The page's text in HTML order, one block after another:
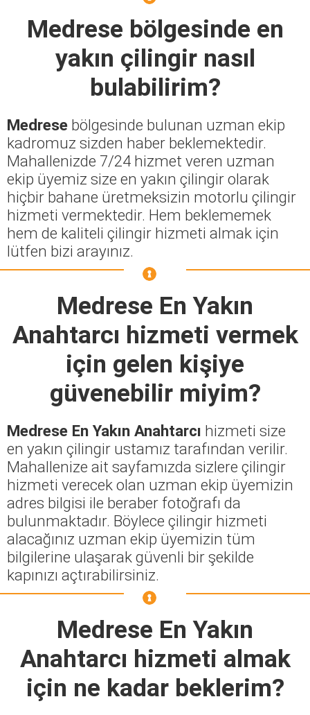
Medrese bölgesinde en
yakın çilingir nasıl
bulabilirim?
Medrese bölgesinde bulunan uzman ekip
kadromuz sizden haber beklemektedir.
Mahallenizde 7/24 hizmet veren uzman
ekip üyemiz size en yakın çilingir olarak
hiçbir bahane üretmeksizin motorlu çilingir
hizmeti vermektedir. Hem beklememek
hem de kaliteli çilingir hizmeti almak için
lütfen bizi arayınız.
Medrese En Yakın
Anahtarcı hizmeti vermek
için gelen kişiye
güvenebilir miyim?
Medrese En Yakın Anahtarcı hizmeti size
en yakın çilingir ustamız tarafından verilir.
Mahallenize ait sayfamızda sizlere çilingir
hizmeti verecek olan uzman ekip üyemizin
adres bilgisi ile beraber fotoğrafı da
bulunmaktadır. Böylece çilingir hizmeti
alacağınız uzman ekip üyemizin tüm
bilgilerine ulaşarak güvenli bir şekilde
kapınızı açtırabilirsiniz.
Medrese En Yakın
Anahtarcı hizmeti almak
için ne kadar beklerim?